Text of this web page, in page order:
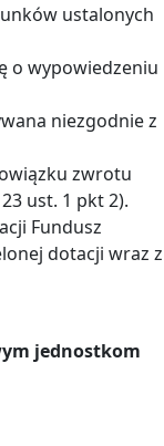
ustalonych
o wypowiedzeniu
niezgodnie z
zwrotu
ust. 1 pkt 2).
Fundusz
dotacji wraz z
jednostkom